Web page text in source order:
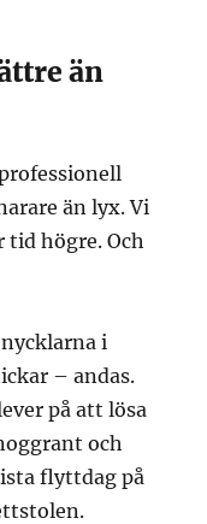
än
än lyx. Vi
tid högre. Och
i
– andas.
på att lösa
och
flyttdag på